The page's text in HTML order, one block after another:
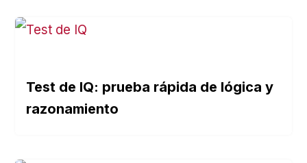
s
Test de IQ: prueba rápida de lógica y
razonamiento